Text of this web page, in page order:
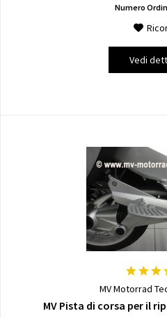
Numero
Vedi
MV Motorrad
MV Pista di corsa per il